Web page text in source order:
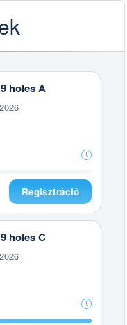
holes A
Regisztráció
holes C